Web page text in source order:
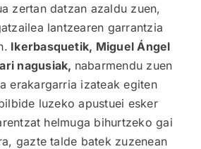
zertan datzan azaldu zuen,
lantzearen garrantzia
Ikerbasquetik, Miguel Ángel
nagusiak, nabarmendu zuen
erakargarria izateak egiten
luzeko apustuei esker
helmuga bihurtzeko gai
gazte talde batek zuzenean